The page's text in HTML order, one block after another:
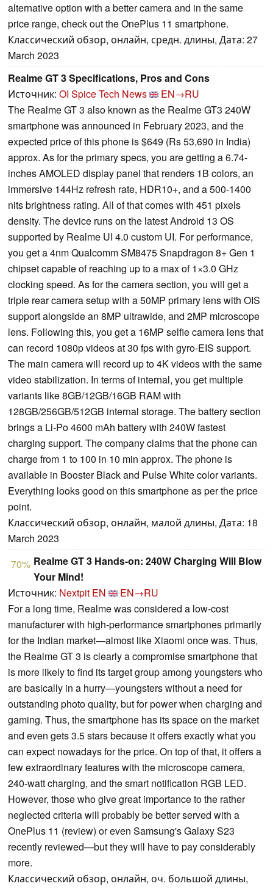
alternative option with a better camera and in the same
price range, check out the OnePlus 11 smartphone.
Классический обзор, онлайн, средн. длины, Дата: 27
March 2023
Realme GT 3 Specifications, Pros and Cons
Источник: OI Spice Tech News
EN→RU
The Realme GT 3 also known as the Realme GT3 240W
smartphone was announced in February 2023, and the
expected price of this phone is $649 (Rs 53,690 in India)
approx. As for the primary specs, you are getting a 6.74-
inches AMOLED display panel that renders 1B colors, an
immersive 144Hz refresh rate, HDR10+, and a 500-1400
nits brightness rating. All of that comes with 451 pixels
density. The device runs on the latest Android 13 OS
supported by Realme UI 4.0 custom UI. For performance,
you get a 4nm Qualcomm SM8475 Snapdragon 8+ Gen 1
chipset capable of reaching up to a max of 1×3.0 GHz
clocking speed. As for the camera section, you will get a
triple rear camera setup with a 50MP primary lens with OIS
support alongside an 8MP ultrawide, and 2MP microscope
lens. Following this, you get a 16MP selfie camera lens that
can record 1080p videos at 30 fps with gyro-EIS support.
The main camera will record up to 4K videos with the same
video stabilization. In terms of internal, you get multiple
variants like 8GB/12GB/16GB RAM with
128GB/256GB/512GB internal storage. The battery section
brings a Li-Po 4600 mAh battery with 240W fastest
charging support. The company claims that the phone can
charge from 1 to 100 in 10 min approx. The phone is
available in Booster Black and Pulse White color variants.
Everything looks good on this smartphone as per the price
point.
Классический обзор, онлайн, малой длины, Дата: 18
March 2023
70% Realme GT 3 Hands-on: 240W Charging Will Blow
Your Mind!
Источник: Nextpit EN
EN→RU
For a long time, Realme was considered a low-cost
manufacturer with high-performance smartphones primarily
for the Indian market—almost like Xiaomi once was. Thus,
the Realme GT 3 is clearly a compromise smartphone that
is more likely to find its target group among youngsters who
are basically in a hurry—youngsters without a need for
outstanding photo quality, but for power when charging and
gaming. Thus, the smartphone has its space on the market
and even gets 3.5 stars because it offers exactly what you
can expect nowadays for the price. On top of that, it offers a
few extraordinary features with the microscope camera,
240-watt charging, and the smart notification RGB LED.
However, those who give great importance to the rather
neglected criteria will probably be better served with a
OnePlus 11 (review) or even Samsung's Galaxy S23
recently reviewed—but they will have to pay considerably
more.
Классический обзор, онлайн, оч. большой длины,